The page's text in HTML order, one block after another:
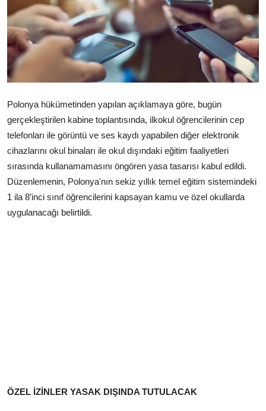
Çerkezköy
Polonya hükümetinden yapılan açıklamaya göre, bugün
gerçekleştirilen kabine toplantısında, ilkokul öğrencilerinin cep
telefonları ile görüntü ve ses kaydı yapabilen diğer elektronik
cihazlarını okul binaları ile okul dışındaki eğitim faaliyetleri
sırasında kullanamamasını öngören yasa tasarısı kabul edildi.
Düzenlemenin, Polonya'nın sekiz yıllık temel eğitim sistemindeki
1 ila 8’inci sınıf öğrencilerini kapsayan kamu ve özel okullarda
uygulanacağı belirtildi.
ÖZEL İZİNLER YASAK DIŞINDA TUTULACAK